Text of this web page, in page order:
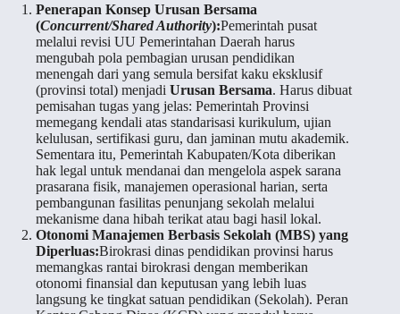
Penerapan Konsep Urusan Bersama
(Concurrent/Shared Authority):Pemerintah pusat
melalui revisi UU Pemerintahan Daerah harus
mengubah pola pembagian urusan pendidikan
menengah dari yang semula bersifat kaku eksklusif
(provinsi total) menjadi Urusan Bersama. Harus dibuat
pemisahan tugas yang jelas: Pemerintah Provinsi
memegang kendali atas standarisasi kurikulum, ujian
kelulusan, sertifikasi guru, dan jaminan mutu akademik.
Sementara itu, Pemerintah Kabupaten/Kota diberikan
hak legal untuk mendanai dan mengelola aspek sarana
prasarana fisik, manajemen operasional harian, serta
pembangunan fasilitas penunjang sekolah melalui
mekanisme dana hibah terikat atau bagi hasil lokal.
Otonomi Manajemen Berbasis Sekolah (MBS) yang
Diperluas:Birokrasi dinas pendidikan provinsi harus
memangkas rantai birokrasi dengan memberikan
otonomi finansial dan keputusan yang lebih luas
langsung ke tingkat satuan pendidikan (Sekolah). Peran